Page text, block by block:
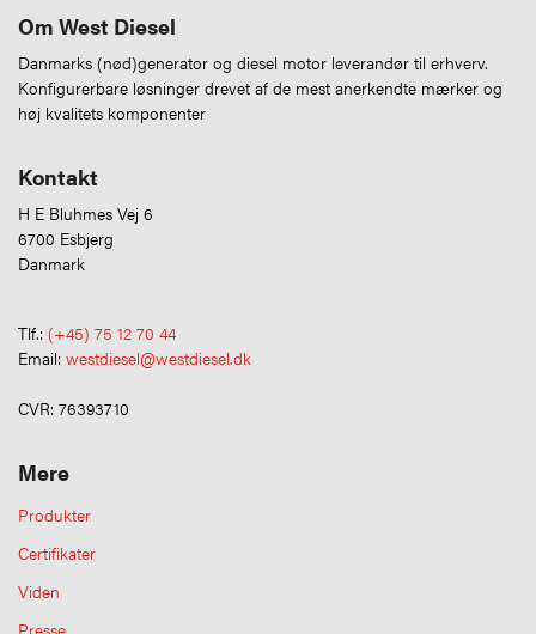
Om West Diesel
Danmarks (nød)generator og diesel motor leverandør til erhverv.
Konfigurerbare løsninger drevet af de mest anerkendte mærker og
høj kvalitets komponenter
Kontakt
H E Bluhmes Vej 6
6700 Esbjerg
Danmark
Tlf.: (+45) 75 12 70 44
Email: westdiesel@westdiesel.dk
CVR: 76393710
Mere
Produkter
Certifikater
Viden
Presse